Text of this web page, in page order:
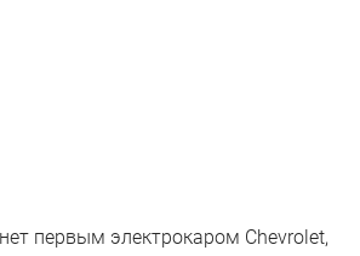
первым электрокаром Chevrolet,